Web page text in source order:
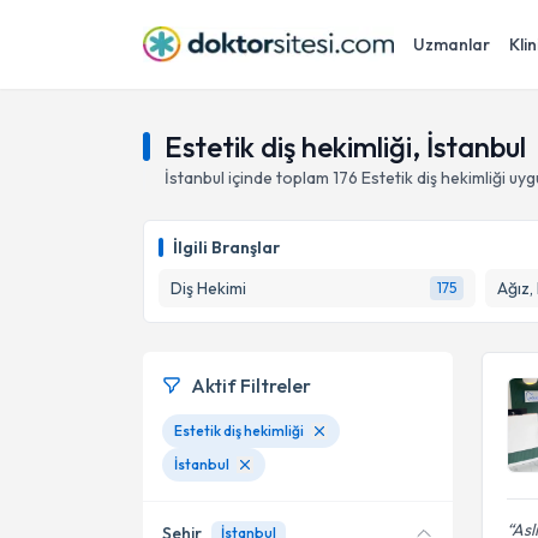
Uzmanlar
Estetik diş hekimliği, İstanbul
İstanbul içinde toplam 176 Estetik diş hekimliği
İlgili Branşlar
Diş Hekimi
175
Aktif Filtreler
Estetik diş hekimliği
İstanbul
Şehir İstanbul